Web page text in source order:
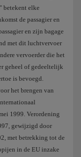
betekent elke
de passagier en
en zijn bagage
met dit luchtvervoer
vervoerder die het
geheel of gedeeltelijk
is bevoegd.
het brengen van
1999. Verordening
gewijzigd door
met betrekking tot de
in de EU inzake